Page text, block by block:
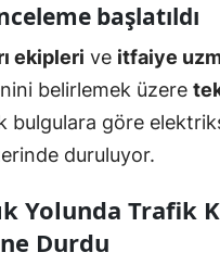
başlatıldı
ekipleri ve itfaiye
belirlemek üzere
bulgulara göre
duruluyor.
Yolunda Trafik
Durdu